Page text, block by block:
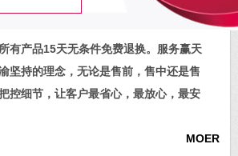
有产品15天无条件免费退换。服务赢天
坚持的理念，无论是售前，售中还是售
控细节，让客户最省心，最放心，最安
MOER